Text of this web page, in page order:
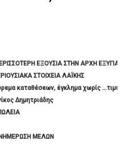
ΕΞΟΥΣΙΑ ΣΤΗΝ ΑΡΧΗ
ΣΤΟΙΧΕΙΑ ΛΑΪΚΗΣ
καταθέσεων, έγκλημα χωρίς
Δημητριάδης
ΜΕΛΩΝ